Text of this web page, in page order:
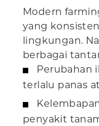
Modern
yang
lingkungan.
berbagai
Perubahan
terlalu panas
penyakit